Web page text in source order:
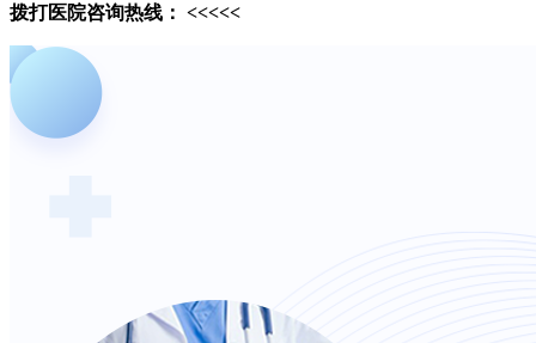
拨打医院咨询热线： <<<<<